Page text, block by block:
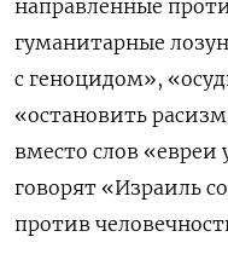
направленные
гуманитарные
с геноцидом»,
«остановить
вместо слов
говорят «Израиль
против